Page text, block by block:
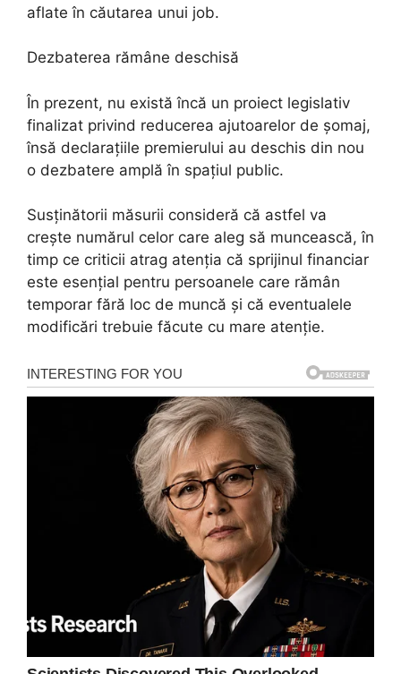
aflate în căutarea unui job.
Dezbaterea rămâne deschisă
În prezent, nu există încă un proiect legislativ
finalizat privind reducerea ajutoarelor de șomaj,
însă declarațiile premierului au deschis din nou
o dezbatere amplă în spațiul public.
Susținătorii măsurii consideră că astfel va
crește numărul celor care aleg să muncească, în
timp ce criticii atrag atenția că sprijinul financiar
este esențial pentru persoanele care rămân
temporar fără loc de muncă și că eventualele
modificări trebuie făcute cu mare atenție.